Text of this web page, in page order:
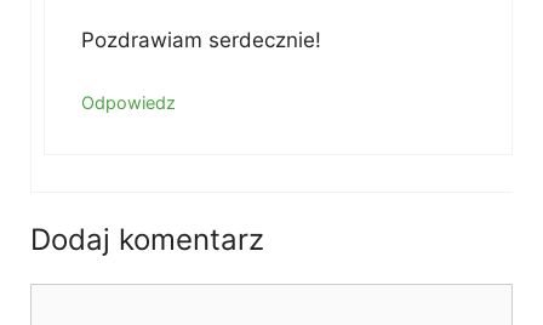
Pozdrawiam serdecznie!
Odpowiedz
Dodaj komentarz